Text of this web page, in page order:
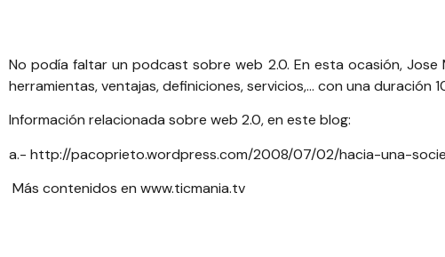
No podía faltar un podcast sobre web 2.0. En esta ocasión, Jose
herramientas, ventajas, definiciones, servicios,… con una duración
Información relacionada sobre web 2.0, en este blog:
a.- http://pacoprieto.wordpress.com/2008/07/02/hacia-una-
Más contenidos en www.ticmania.tv